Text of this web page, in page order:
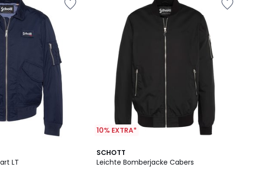
LT
10% EXTRA*
SCHOTT
Leichte Bomberjacke Cabers